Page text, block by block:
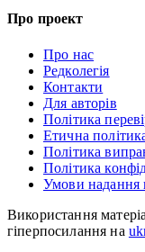
Про проект
Про нас
Редколегія
Контакти
Для авторів
Політика
Етична
Політика
Політика
Умови надання
Використання
гіперпосилання на